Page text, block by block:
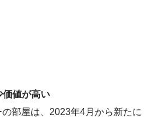
価値が高い
部屋は、2023年4月から新たに